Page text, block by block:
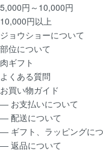
5,000円～10,000円
10,000円以上
ジョウショーについて
部位について
肉ギフト
よくある質問
お買い物ガイド
― お支払いについて
― 配送について
― ギフト、ラッピングに
― 返品について